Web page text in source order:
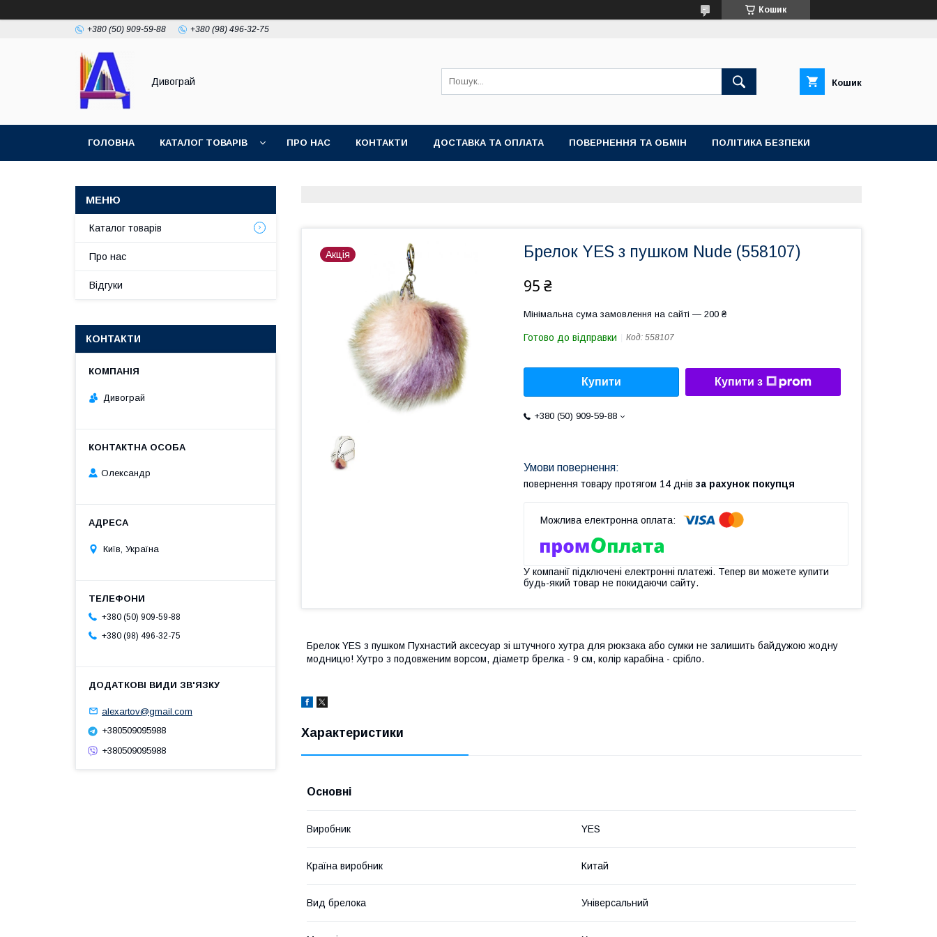
Кошик
+380 (50) 909-59-88 +380 (98) 496-32-75
Дивограй Кошик
ГОЛОВНА КАТАЛОГ ТОВАРІВ ПРО НАС КОНТАКТИ ДОСТАВКА ТА ОПЛАТА ПОВЕРНЕННЯ ТА ОБМІН ПОЛІТИКА БЕЗПЕКИ
Акція Брелок YES з пушком Nude (558107)
95 ₴
Мінімальна сума замовлення на сайті — 200 ₴
Готово до відправки Код: 558107
Купити Купити з
+380 (50) 909-59-88
повернення товару протягом 14 днів за рахунок покупця
У компанії підключені електронні платежі. Тепер ви можете купити
будь-який товар не покидаючи сайту.
Брелок YES з пушком Пухнастий аксесуар зі штучного хутра для рюкзака або сумки не залишить байдужою жодну
модницю! Хутро з подовженим ворсом, діаметр брелка - 9 см, колір карабіна - срібло.
Характеристики
Основні
Виробник YES
Країна виробник Китай
Вид брелока Універсальний
Каталог товарів
Про нас
Відгуки
КОНТАКТИ
Дивограй
Олександр
Київ, Україна
+380 (50) 909-59-88
+380 (98) 496-32-75
alexartov@gmail.com
+380509095988
+380509095988